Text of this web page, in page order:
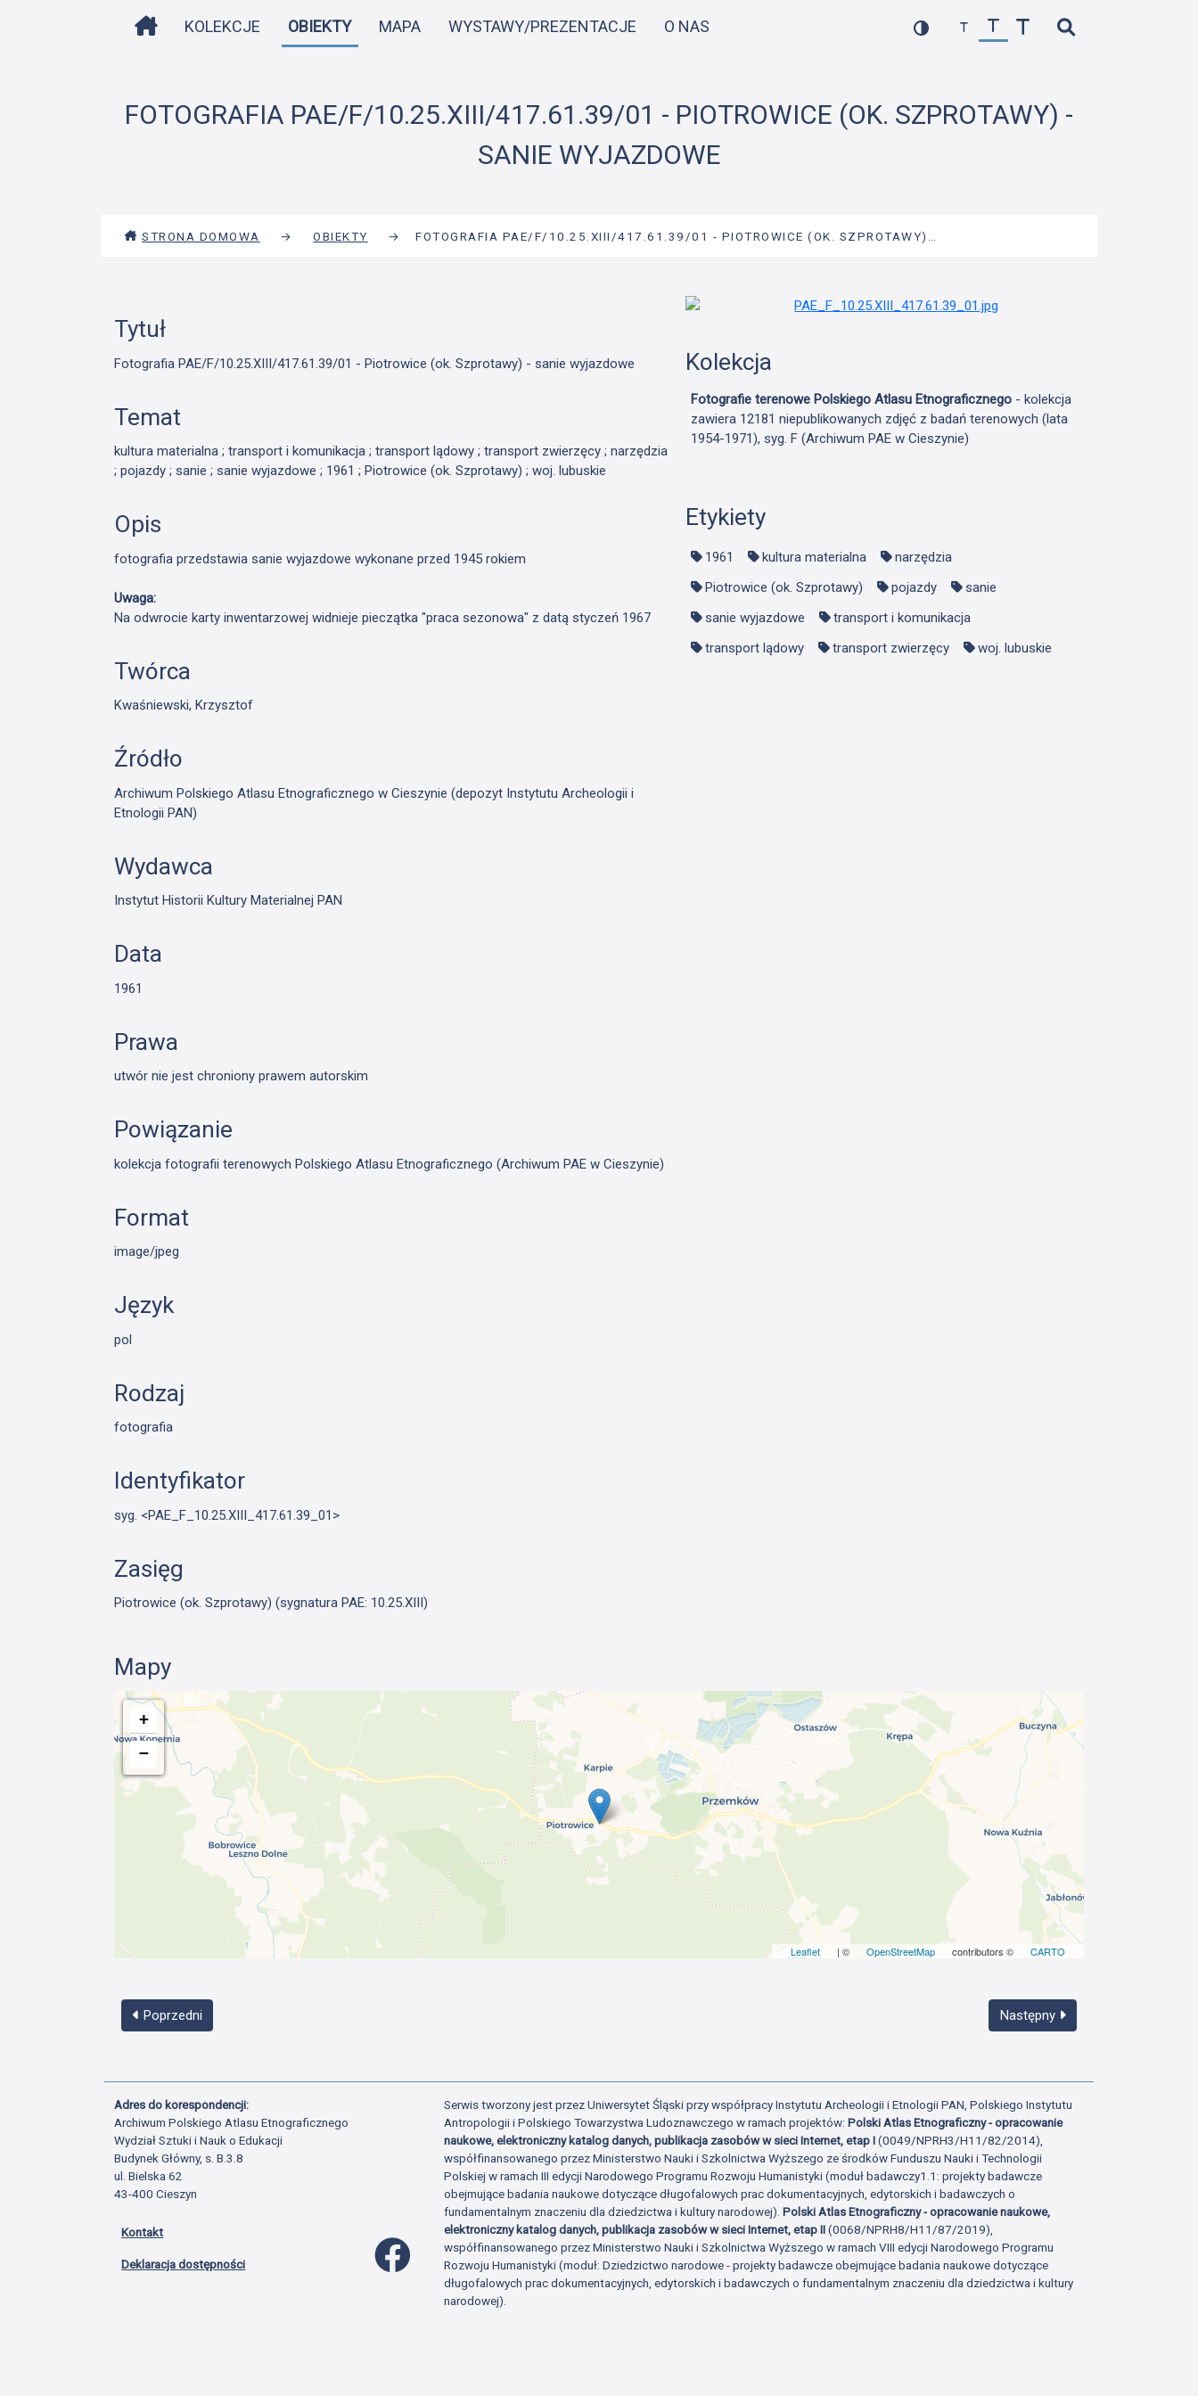
do
STRONA DOMOWA
KOLEKCJE OBIEKTY MAPA WYSTAWY/PREZENTACJE O NAS
FOTOGRAFIA PAE/F/10.25.XIII/417.61.39/01 - PIOTROWICE (OK. SZPROTAWY) -
SANIE WYJAZDOWE
STRONA DOMOWA → OBIEKTY → FOTOGRAFIA PAE/F/10.25.XIII/417.61.39/01 - PIOTROWICE (OK. SZPROTAWY)…
Tytuł
Fotografia PAE/F/10.25.XIII/417.61.39/01 - Piotrowice (ok. Szprotawy) - sanie wyjazdowe
Temat
kultura materialna ; transport i komunikacja ; transport lądowy ; transport zwierzęcy ; narzędzia
; pojazdy ; sanie ; sanie wyjazdowe ; 1961 ; Piotrowice (ok. Szprotawy) ; woj. lubuskie
Opis
fotografia przedstawia sanie wyjazdowe wykonane przed 1945 rokiem
Uwaga:
Na odwrocie karty inwentarzowej widnieje pieczątka "praca sezonowa" z datą styczeń 1967
Twórca
Kwaśniewski, Krzysztof
Źródło
Archiwum Polskiego Atlasu Etnograficznego w Cieszynie (depozyt Instytutu Archeologii i
Etnologii PAN)
Wydawca
Instytut Historii Kultury Materialnej PAN
Data
1961
Prawa
utwór nie jest chroniony prawem autorskim
Powiązanie
kolekcja fotografii terenowych Polskiego Atlasu Etnograficznego (Archiwum PAE w Cieszynie)
Format
image/jpeg
Język
pol
Rodzaj
fotografia
Identyfikator
syg. <PAE_F_10.25.XIII_417.61.39_01>
Zasięg
Piotrowice (ok. Szprotawy) (sygnatura PAE: 10.25.XIII)
Kolekcja
Fotografie terenowe Polskiego Atlasu Etnograficznego- kolekcja
zawiera 12181 niepublikowanych zdjęć z badań terenowych (lata
1954-1971), syg. F (Archiwum PAE w Cieszynie)
Etykiety
1961 kultura materialna
narzędzia
Piotrowice (ok. Szprotawy)
pojazdy
sanie
sanie wyjazdowe
transport i komunikacja
transport lądowy
transport zwierzęcy woj. lubuskie
Mapy
+
−
Leaflet | © OpenStreetMap contributors © CARTO
Poprzedni Następny
Adres do korespondencji:
Archiwum Polskiego Atlasu Etnograficznego
Wydział Sztuki i Nauk o Edukacji
Budynek Główny, s. B.3.8
ul. Bielska 62
43-400 Cieszyn
Kontakt
Deklaracja dostępności
Profil Facebook
Serwis tworzony jest przez Uniwersytet Śląski przy współpracy Instytutu Archeologii i Etnologii PAN, Polskiego Instytutu
Antropologii i Polskiego Towarzystwa Ludoznawczego w ramach projektów:Polski Atlas Etnograficzny - opracowanie
naukowe, elektroniczny katalog danych, publikacja zasobów w sieci Internet, etap I(0049/NPRH3/H11/82/2014),
współfinansowanego przez Ministerstwo Nauki i Szkolnictwa Wyższego ze środków Funduszu Nauki i Technologii
Polskiej w ramach III edycji Narodowego Programu Rozwoju Humanistyki (moduł badawczy1.1: projekty badawcze
obejmujące badania naukowe dotyczące długofalowych prac dokumentacyjnych, edytorskich i badawczych o
fundamentalnym znaczeniu dla dziedzictwa i kultury narodowej).Polski Atlas Etnograficzny - opracowanie naukowe,
elektroniczny katalog danych, publikacja zasobów w sieci Internet, etap II(0068/NPRH8/H11/87/2019),
współfinansowanego przez Ministerstwo Nauki i Szkolnictwa Wyższego w ramach VIII edycji Narodowego Programu
Rozwoju Humanistyki (moduł: Dziedzictwo narodowe - projekty badawcze obejmujące badania naukowe dotyczące
długofalowych prac dokumentacyjnych, edytorskich i badawczych o fundamentalnym znaczeniu dla dziedzictwa i kultury
narodowej).